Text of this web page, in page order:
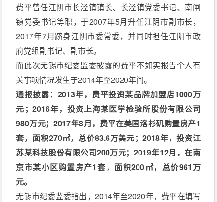
费平曾任江阴市长泾镇镇长、长泾镇党委书记、南闸
镇党委书记等职，于2007年5月升任江阴市副市长，
2017年7月跻身江阴市委常委，并同时担任江阴市政
府党组副书记、副市长。
而此次无锡市纪委监委披露的费平不如实报告个人有
关事项情况发生于2014年至2020年间。
通报披露：2013年，费平投资某品牌加盟店1000万
元；2016年，投资上海某医学检验所股份有限公司
980万元；2017年8月，费平在美国洛杉矶购置房产1
套，面积270㎡，总价83.6万美元；2018年，投资江
苏某科技股份有限公司200万元；2019年12月，在南
京市某小区购置房产1套，面积200㎡，总价961万
元。
无锡市纪委监委指出，2014年至2020年，费平在填写